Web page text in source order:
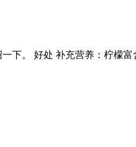
下。 好处 补充营养：柠檬